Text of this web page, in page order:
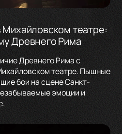
Михайловском театре:
Древнего Рима
Древнего Рима с
театре. Пышные
бои на сцене Санкт-
эмоции и